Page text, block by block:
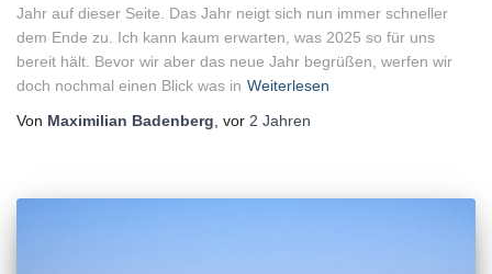
Jahr auf dieser Seite. Das Jahr neigt sich nun immer schneller
dem Ende zu. Ich kann kaum erwarten, was 2025 so für uns
bereit hält. Bevor wir aber das neue Jahr begrüßen, werfen wir
doch nochmal einen Blick was in Weiterlesen
Von Maximilian Badenberg , vor 2 Jahren